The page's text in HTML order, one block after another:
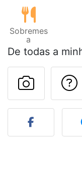
Sobremes
a
De todas a
Fez